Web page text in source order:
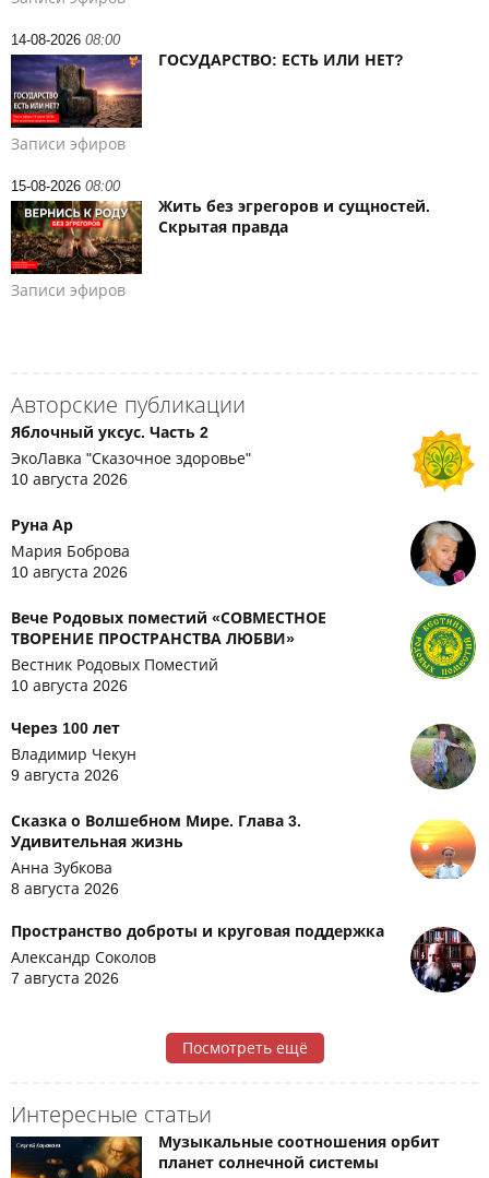
14-08-2026 08:00
ГОСУДАРСТВО: ЕСТЬ ИЛИ НЕТ?
Записи эфиров
15-08-2026 08:00
Жить без эгрегоров и сущностей.
Скрытая правда
Записи эфиров
Авторские публикации
Яблочный уксус. Часть 2
ЭкоЛавка "Сказочное здоровье"
10 августа 2026
Руна Ар
Мария Боброва
10 августа 2026
Вече Родовых поместий «СОВМЕСТНОЕ
ТВОРЕНИЕ ПРОСТРАНСТВА ЛЮБВИ»
Вестник Родовых Поместий
10 августа 2026
Через 100 лет
Владимир Чекун
9 августа 2026
Сказка о Волшебном Мире. Глава 3.
Удивительная жизнь
Анна Зубкова
8 августа 2026
Пространство доброты и круговая поддержка
Александр Соколов
7 августа 2026
Посмотреть ещё
Интересные статьи
Музыкальные соотношения орбит
планет солнечной системы